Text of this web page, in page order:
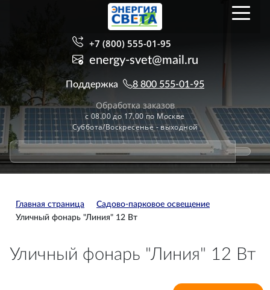
+7 (800) 555-01-95
energy-svet@mail.ru
Поддержка 8 800 555-01-95
Обработка заказов
с 08.00 до 17.00 по Москве
Суббота/Воскресенье - выходной
Главная страница
Садово-парковое освещение
Уличный фонарь "Линия" 12 Вт
Уличный фонарь "Линия" 12 Вт